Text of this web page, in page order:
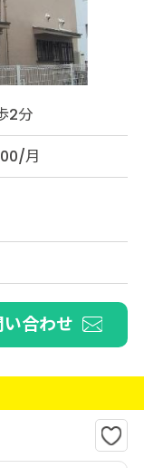
2分
月
い合わせ